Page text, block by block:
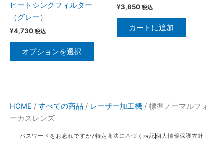
ヒートシンクフィルター
（グレー）
¥4,730 税込
オプションを選択
の
ー
ョ
¥3,850 税込
カートに追加
HOME / すべての商品 / レーザー加工機 / 標準ノーマルフォ
ーカスレンズ
パスワードをお忘れですか?特定商法に基づく表記個人情報保護方針